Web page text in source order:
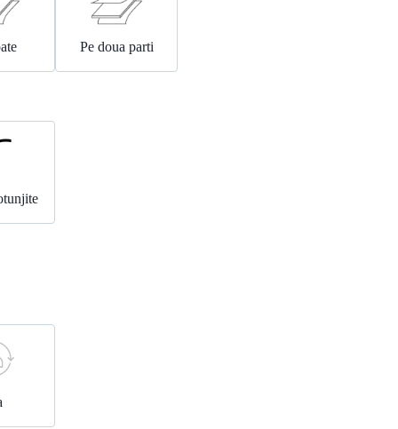
Pe doua parti